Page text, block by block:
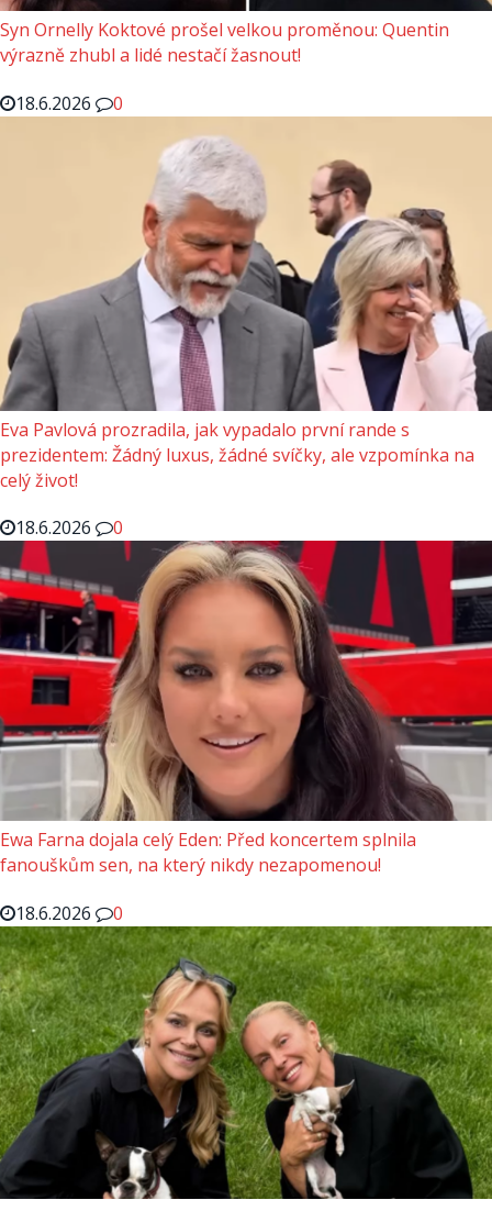
Syn Ornelly Koktové prošel velkou proměnou: Quentin
výrazně zhubl a lidé nestačí žasnout!
18.6.2026
0
Eva Pavlová prozradila, jak vypadalo první rande s
prezidentem: Žádný luxus, žádné svíčky, ale vzpomínka na
celý život!
18.6.2026
0
Ewa Farna dojala celý Eden: Před koncertem splnila
fanouškům sen, na který nikdy nezapomenou!
18.6.2026
0